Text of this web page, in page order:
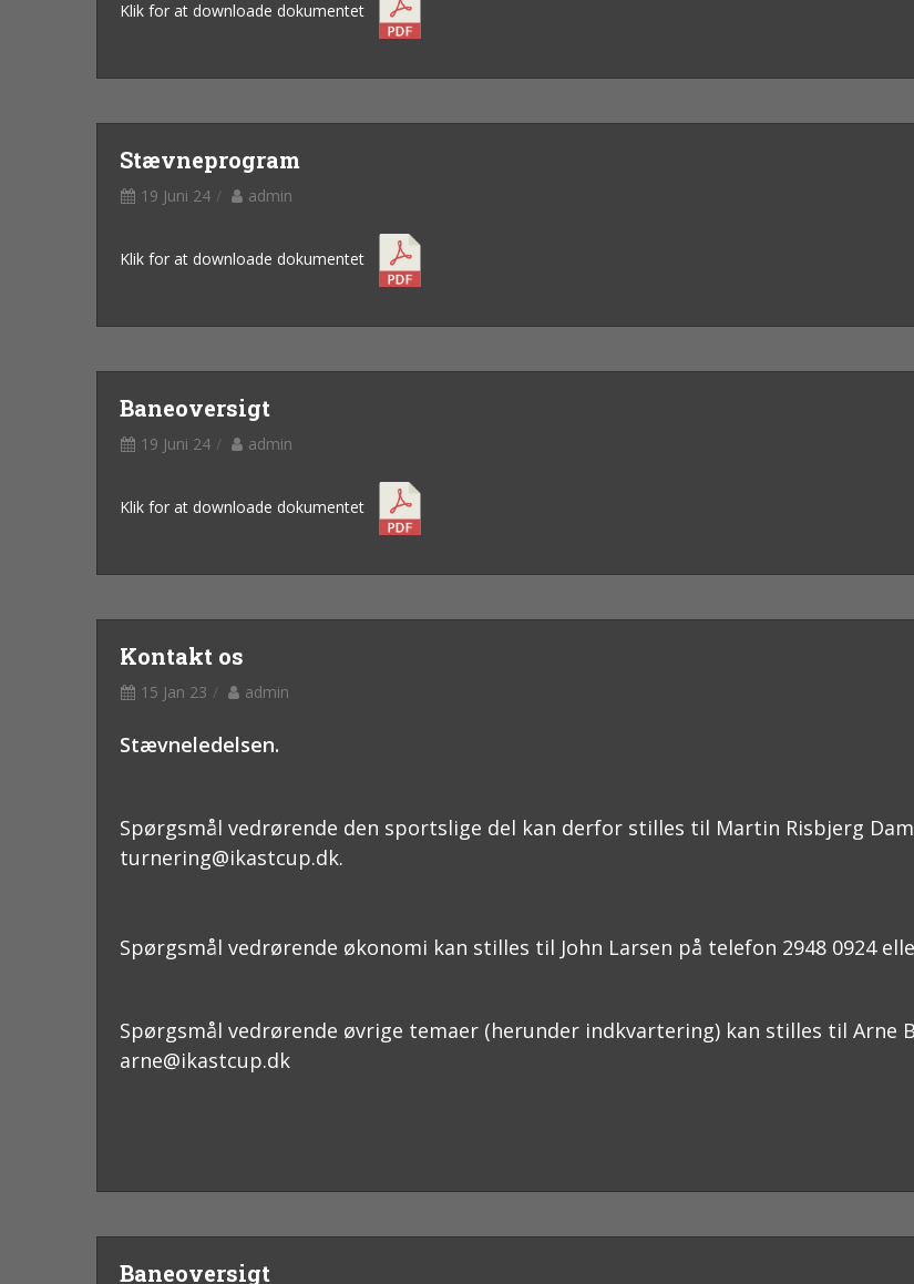
Klik for at downloade dokumentet
Stævneprogram
19 Juni 24 admin
Klik for at downloade dokumentet
Baneoversigt
19 Juni 24 admin
Klik for at downloade dokumentet
Kontakt os
15 Jan 23 admin
Stævneledelsen.
Spørgsmål vedrørende den sportslige del kan derfor stilles til Martin Risbjerg
turnering@ikastcup.dk.
Spørgsmål vedrørende økonomi kan stilles til John Larsen på telefon 2948 0924
Spørgsmål vedrørende øvrige temaer (herunder indkvartering) kan stilles til Arne
arne@ikastcup.dk
Baneoversigt